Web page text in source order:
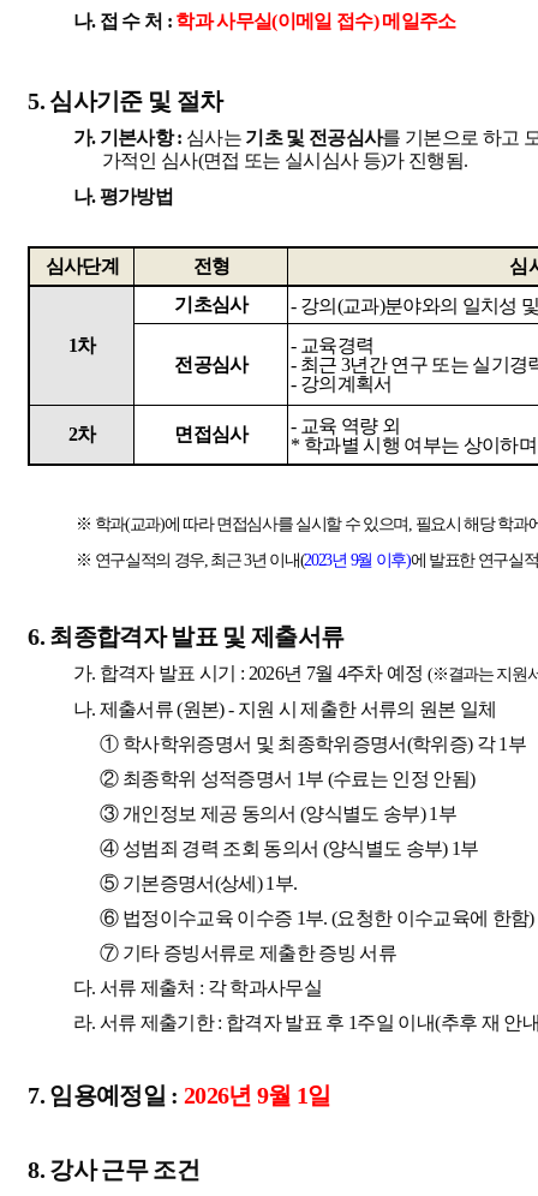
나. 접 수 처 : 학과 사무실(이메일 접수)메일주소
5. 심사기준 및 절차
가. 기본사항: 심사는 기초 및 전공심사를 기본으로 하고
가적인 심사(면접 또는 실시심사 등)가 진행됨.
나.평가방법
심사단계 전형 심
1차
기초심사 - 강의 (교과)분야와의 일치성
전공심사
- 교육경력
- 최근 3년간 연구 또는 실기경
- 강의계획서
2차 면접심사 - 교육 역량 외
* 학과별 시행 여부는 상이하
※ 학과(교과)에 따라 면접심사를 실시할 수 있으며 , 필요시 해당 학과
※ 연구실적의 경우, 최근3년 이내(2023년 9월 이후)에 발표한 연구실적
6. 최종합격자 발표 및 제출서류
가. 합격자 발표 시기 : 2026년 7월 4주차 예정(※결과는 지원
나. 제출서류(원본) - 지원 시 제출한 서류의 원본 일체
① 학사학위증명서 및 최종학위증명서(학위증) 각1 부
② 최종학위 성적증명서 1부 (수료는 인정 안됨)
③ 개인정보 제공 동의서(양식별도 송부) 1 부
④ 성범죄 경력 조회 동의서 (양식별도 송부) 1부
⑤ 기본증명서(상세 ) 1 부.
⑥ 법정이수교육 이수증 1부. (요청한 이수교육에 한함)
⑦ 기타 증빙서류로 제출한 증빙 서류
다. 서류 제출처 : 각 학과사무실
라. 서류 제출기한: 합격자 발표 후 1주일 이내(추후 재 안
7. 임용예정일 :2026년9월 1일
8. 강사 근무 조건